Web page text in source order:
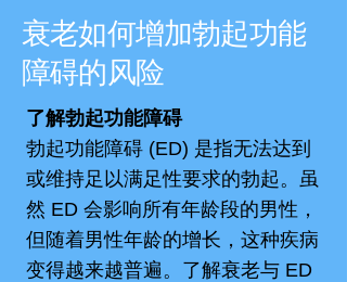
衰老如何增加勃起功能
障碍的风险
了解勃起功能障碍
勃起功能障碍 (ED) 是指无法达到
或维持足以满足性要求的勃起。虽
然 ED 会影响所有年龄段的男性，
但随着男性年龄的增长，这种疾病
变得越来越普遍。了解衰老与 ED